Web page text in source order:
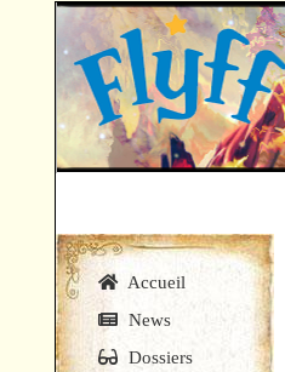
Accueil
News
Dossiers